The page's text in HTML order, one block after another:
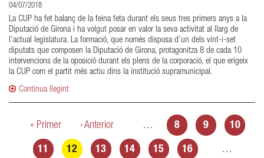
04/07/2018
La CUP ha fet balanç de la feina feta durant els seus tres primers anys a la
Diputació de Girona i ha volgut posar en valor la seva activitat al llarg de
l’actual legislatura. La formació, que només disposa d’un dels vint-i-set
diputats que composen la Diputació de Girona, protagonitza 8 de cada 10
intervencions de la oposició durant els plens de la corporació, el que erigeix
la CUP com el partit més actiu dins la institució supramunicipal.
Continua llegint
Pàgines
« Primer ‹ Anterior … 8 9 10
11 12 13 14 15 16
…